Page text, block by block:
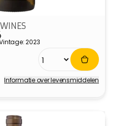
2023
Informatie over levensmiddelen